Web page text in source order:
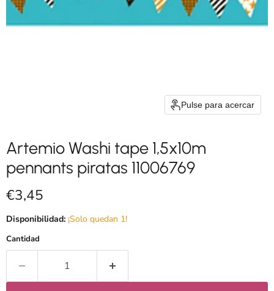
Pulse para acercar
Artemio Washi tape 1,5x10m
pennants piratas 11006769
Precio actual
€3,45
Disponibilidad: ¡Solo quedan 1!
Cantidad